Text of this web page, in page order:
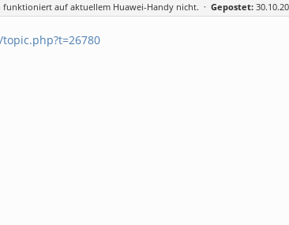
funktioniert auf aktuellem Huawei-Handy nicht. · Gepostet: